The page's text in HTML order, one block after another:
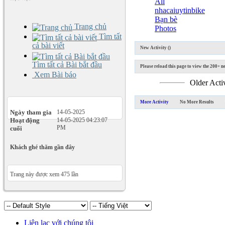
Trang chủ
Tìm tất
cả bài viết
Tìm tất cả Bài bắt đầu
Xem Bài báo
Ngày tham gia 14-05-2025
Hoạt động
cuối
14-05-202504:23:07
PM
Khách ghé thăm gần đây
Trang này được xem 475 lần
nhacaiuytinbike
Bạn bè
Photos
New Activity ()
Please reload this page to view the 200+
Older
More Activity No More Results
Liên lạc với chúng tôi